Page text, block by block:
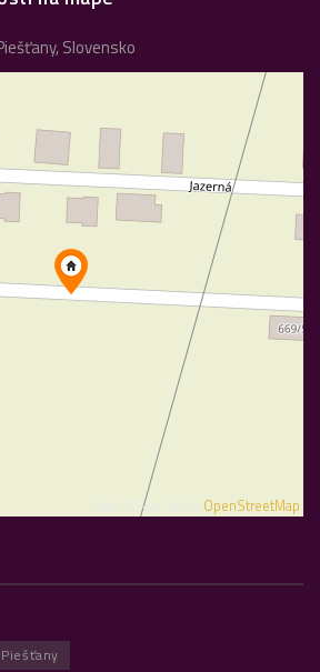
Slovensko
Data CC-By-SA by OpenStreetMap
Piešťany